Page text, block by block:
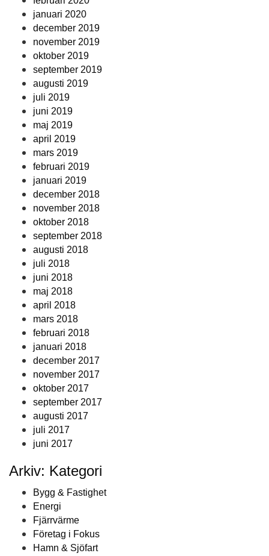
januari 2020
december 2019
november 2019
oktober 2019
september 2019
augusti 2019
juli 2019
juni 2019
maj 2019
april 2019
mars 2019
februari 2019
januari 2019
december 2018
november 2018
oktober 2018
september 2018
augusti 2018
juli 2018
juni 2018
maj 2018
april 2018
mars 2018
februari 2018
januari 2018
december 2017
november 2017
oktober 2017
september 2017
augusti 2017
juli 2017
juni 2017
Arkiv: Kategori
Bygg & Fastighet
Energi
Fjärrvärme
Företag i Fokus
Hamn & Sjöfart